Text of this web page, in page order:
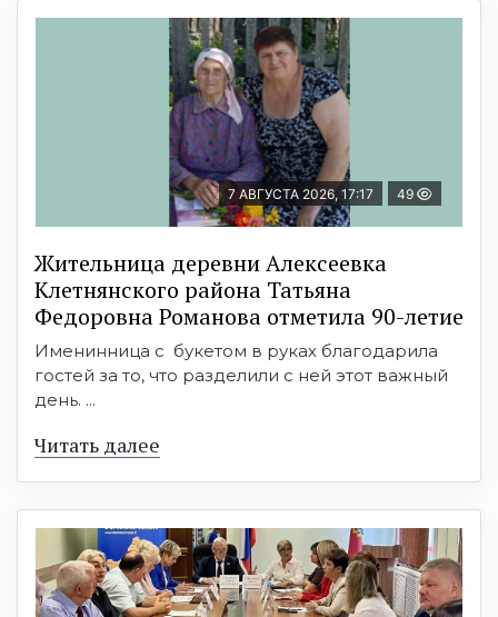
7 АВГУСТА 2026, 17:17 49
Жительница деревни Алексеевка
Клетнянского района Татьяна
Федоровна Романова отметила 90-летие
Именинница с букетом в руках благодарила
гостей за то, что разделили с ней этот важный
день. ...
Читать далее